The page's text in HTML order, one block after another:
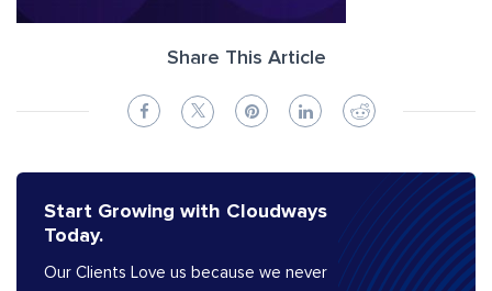
Share This Article
Start Growing with Cloudways
Today.
Our Clients Love us because we never